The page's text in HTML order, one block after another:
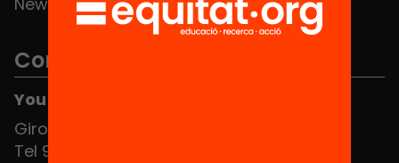
News
Contact
You can find us at the Social HUB
Girona 34, interior 08010 Barcelona
Tel 934 588 700